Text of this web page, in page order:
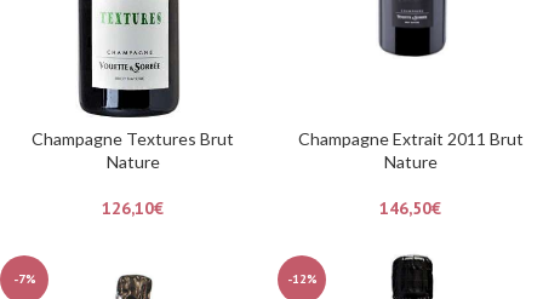
Champagne Textures Brut
Nature
126,10€
Champagne Extrait 2011 Brut
Nature
146,50€
-7% -12%